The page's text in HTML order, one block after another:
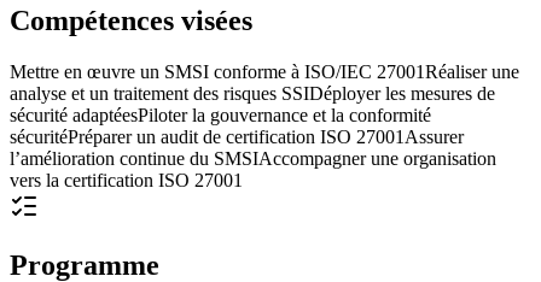
Compétences visées
Mettre en œuvre un SMSI conforme à ISO/IEC 27001Réaliser une
analyse et un traitement des risques SSIDéployer les mesures de
sécurité adaptéesPiloter la gouvernance et la conformité
sécuritéPréparer un audit de certification ISO 27001 Assurer
l’amélioration continue du SMSIAccompagner une organisation
vers la certification ISO 27001
Programme